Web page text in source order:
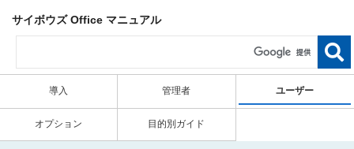
サイボウズ Office マニュアル
導入 管理者 ユーザー
オプション 目的別ガイド